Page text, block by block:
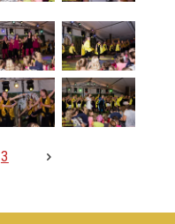
3